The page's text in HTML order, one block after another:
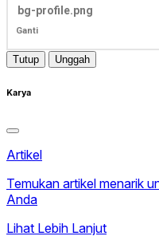
bg-profile.png
Ganti
Tutup Unggah
Karya
Artikel
Temukan artikel menarik
Anda
Lihat Lebih Lanjut